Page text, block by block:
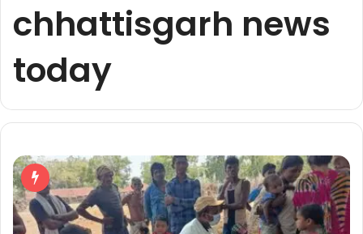
chhattisgarh news
today